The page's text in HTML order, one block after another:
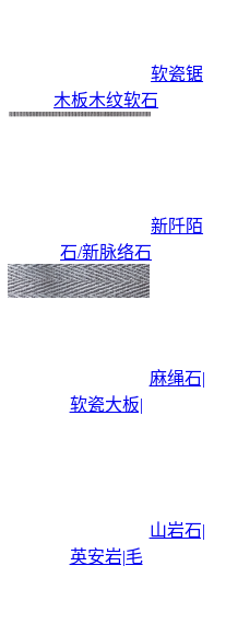
软瓷锯
木板木纹软石
新阡陌
石/新脉络石
麻绳石|
软瓷大板|
山岩石|
英安岩|毛